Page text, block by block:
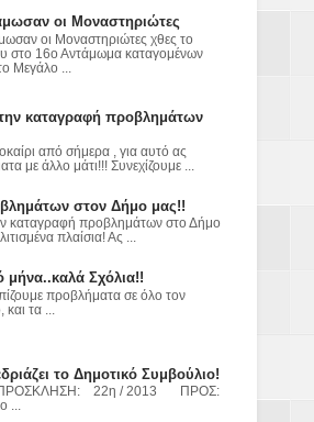
οι Μοναστηριώτες
οι Μοναστηριώτες χθες το
στο 16ο Αντάμωμα καταγομένων
Μεγάλο ...
την καταγραφή προβλημάτων
από σήμερα , για αυτό ας
με άλλο μάτι!!! Συνεχίζουμε ...
στον Δήμο μας!!
καταγραφή προβλημάτων στο Δήμο
πλαίσια! Ας ...
μήνα..καλά Σχόλια!!
προβλήματα σε όλο τον
τα ...
το Δημοτικό Συμβούλιο!
22η / 2013 ΠΡΟΣ:
...